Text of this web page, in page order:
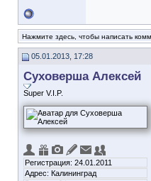
Нажмите здесь, чтобы написать
05.01.2013, 17:28
Суховерша Алексей
Super V.I.P.
Регистрация: 24.01.2011
Адрес: Калининград